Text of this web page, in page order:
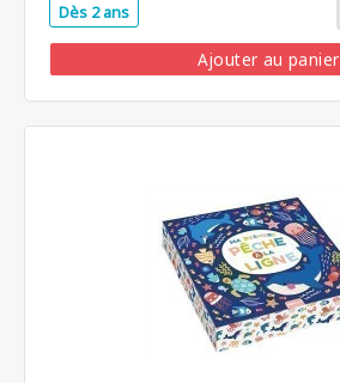
Dès 2 ans
Ajouter au panier